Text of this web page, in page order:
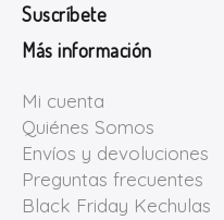
Suscríbete
Más información
Mi cuenta
Quiénes Somos
Envíos y devoluciones
Preguntas frecuentes
Black Friday Kechulas